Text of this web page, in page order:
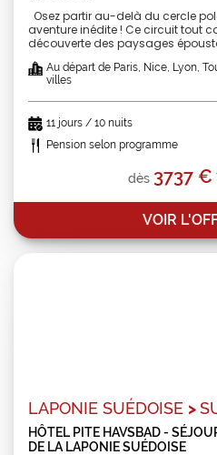
aventure inédite ! Ce circuit tout compris* vous emmène à la
découverte des paysages
où la nature sauvage est reine,
montagnes imposantes, et
programme équilibré vous
au "bout du monde" : le Cap
accueillera dans un cadre
temps, pour s’imprégner de la
Départs garantis | Pension selon
extérieurs localité ou centre-ville *voir rubrique « le prix ne
Au départ de Paris, Nice, Lyon,
villes
11 jours / 10 nuits
Pension selon programme
dès 3737 €
VOIR
LAPONIE SUÉDOISE >
HÔTEL PITE HAVSBAD -
DE LA LAPONIE SUÉDOISE